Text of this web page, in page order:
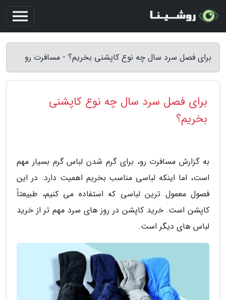
برای فصل سرد سال چه نوع کاپشنی بخریم؟ - مسافرت رو
برای فصل سرد سال چه نوع کاپشنی
بخریم؟
به گزارش مسافرت رو، برای گرم شدن لباس گرم بسیار مهم
است، اما اینکه لباسی مناسب بخریم اهمیت دارد. در این
فصول معمول ترین لباسی که استفاده می کنیم، طبیعتاً
کاپشن است. خرید کاپشن در روز های سرد مهم تر از خرید
لباس های دیگر است.